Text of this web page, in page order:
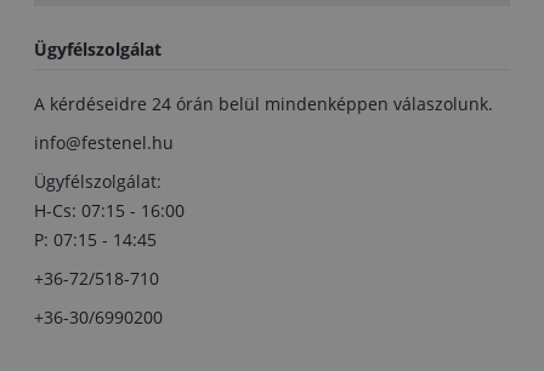
Ügyfélszolgálat
A kérdéseidre 24 órán belül mindenképpen válaszolunk.
info@festenel.hu
Ügyfélszolgálat:
H-Cs: 07:15 - 16:00
P: 07:15 - 14:45
+36-72/518-710
+36-30/6990200